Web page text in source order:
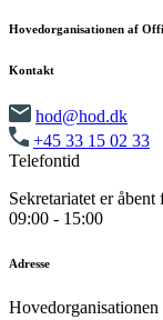
Hovedorganisationen af
Kontakt
hod@hod.dk
+45 33 15 02 33
Telefontid
Sekretariatet er
09:00 - 15:00
Adresse